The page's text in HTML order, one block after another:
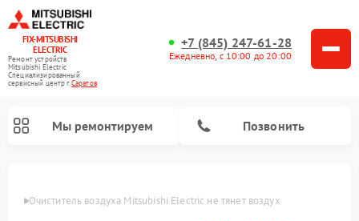
FIX-MITSUBISHI
ELECTRIC
Ремонт устройств
Mitsubishi Electric
Специализированный
cервисный центр г.Саратов
+7 (845) 247-61-28
Ежедневно, с 10:00 до 20:00
Мы ремонтируем Позвонить
Очиститель воздуха Mitsubishi Electric не тянет воздух